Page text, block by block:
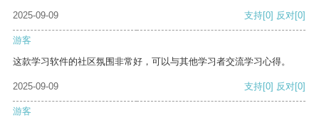
2025-09-09 支持[0] 反对[0]
游客
这款学习软件的社区氛围非常好，可以与其他学习者交流学习心得。
2025-09-09 支持[0] 反对[0]
游客